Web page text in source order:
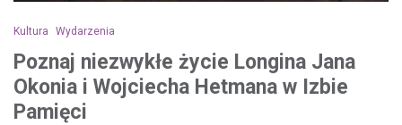
Kultura Wydarzenia
Poznaj niezwykłe życie Longina Jana
Okonia i Wojciecha Hetmana w Izbie
Pamięci